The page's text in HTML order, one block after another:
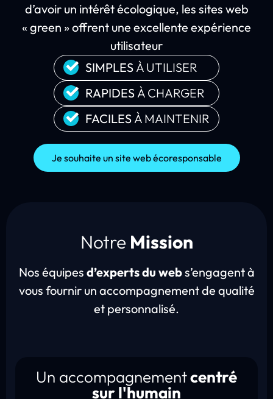
d’avoir un intérêt écologique, les sites web
« green » offrent une excellente expérience
utilisateur
SIMPLES À UTILISER
RAPIDES À CHARGER
FACILES À MAINTENIR
Je souhaite un site web écoresponsable
Notre Mission
Nos équipes d’experts du webs’engagent à
vous fournir un accompagnement de qualité
et personnalisé.
Un accompagnementcentré
sur l'humain